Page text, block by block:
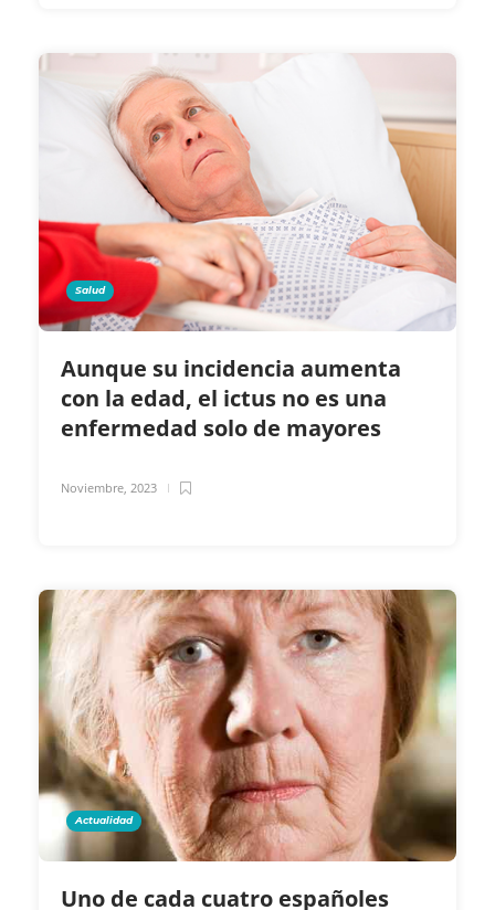
Salud
Aunque su incidencia aumenta
con la edad, el ictus no es una
enfermedad solo de mayores
Noviembre, 2023
Actualidad
Uno de cada cuatro españoles